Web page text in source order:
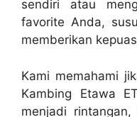
sendiri atau
favorite Anda,
memberikan
Kami memahami
Kambing Etawa
menjadi